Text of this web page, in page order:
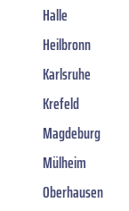
Halle
Heilbronn
Karlsruhe
Krefeld
Magdeburg
Mülheim
Oberhausen